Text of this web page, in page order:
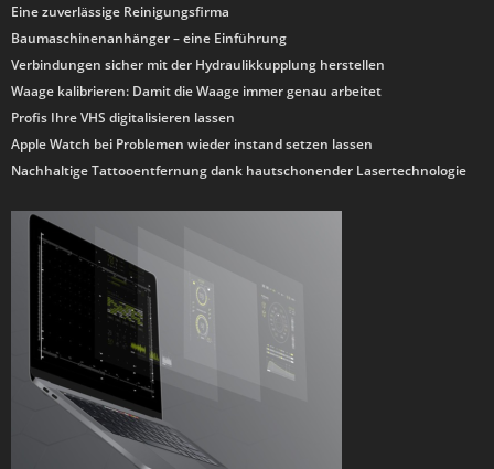
Eine zuverlässige Reinigungsfirma
Baumaschinenanhänger – eine Einführung
Verbindungen sicher mit der Hydraulikkupplung herstellen
Waage kalibrieren: Damit die Waage immer genau arbeitet
Profis Ihre VHS digitalisieren lassen
Apple Watch bei Problemen wieder instand setzen lassen
Nachhaltige Tattooentfernung dank hautschonender Lasertechnologie